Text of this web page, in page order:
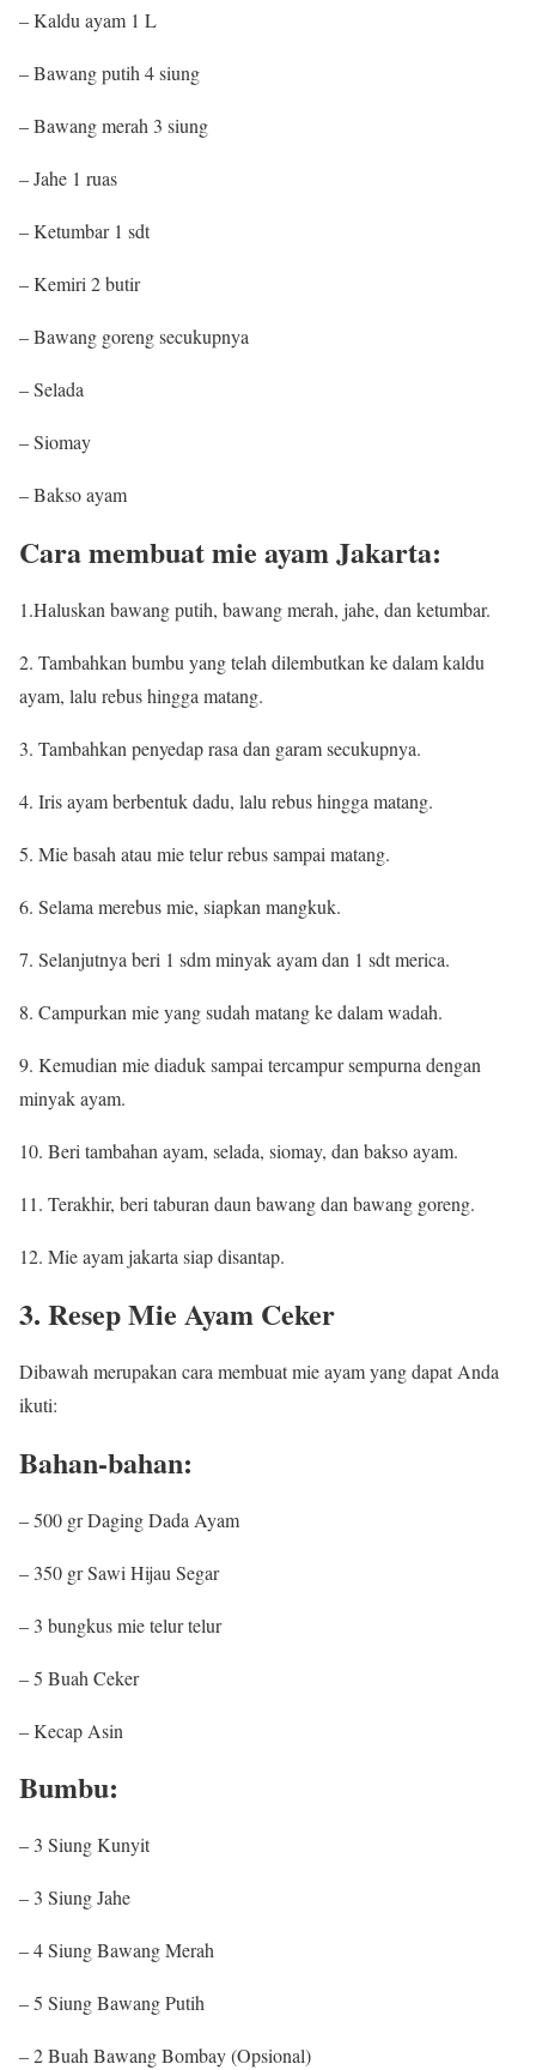
– Kaldu ayam 1 L
– Bawang putih 4 siung
– Bawang merah 3 siung
– Jahe 1 ruas
– Ketumbar 1 sdt
– Kemiri 2 butir
– Bawang goreng secukupnya
– Selada
– Siomay
– Bakso ayam
Cara membuat mie ayam Jakarta:
1.Haluskan bawang putih, bawang merah, jahe, dan ketumbar.
2. Tambahkan bumbu yang telah dilembutkan ke dalam kaldu
ayam, lalu rebus hingga matang.
3. Tambahkan penyedap rasa dan garam secukupnya.
4. Iris ayam berbentuk dadu, lalu rebus hingga matang.
5. Mie basah atau mie telur rebus sampai matang.
6. Selama merebus mie, siapkan mangkuk.
7. Selanjutnya beri 1 sdm minyak ayam dan 1 sdt merica.
8. Campurkan mie yang sudah matang ke dalam wadah.
9. Kemudian mie diaduk sampai tercampur sempurna dengan
minyak ayam.
10. Beri tambahan ayam, selada, siomay, dan bakso ayam.
11. Terakhir, beri taburan daun bawang dan bawang goreng.
12. Mie ayam jakarta siap disantap.
3. Resep Mie Ayam Ceker
Dibawah merupakan cara membuat mie ayam yang dapat Anda
ikuti:
Bahan-bahan:
– 500 gr Daging Dada Ayam
– 350 gr Sawi Hijau Segar
– 3 bungkus mie telur telur
– 5 Buah Ceker
– Kecap Asin
Bumbu:
– 3 Siung Kunyit
– 3 Siung Jahe
– 4 Siung Bawang Merah
– 5 Siung Bawang Putih
– 2 Buah Bawang Bombay (Opsional)